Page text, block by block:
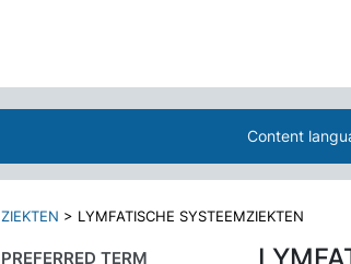
Content
ZIEKTEN > LYMFATISCHE SYSTEEMZIEKTEN
PREFERRED TERM